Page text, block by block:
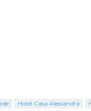
Hotel Casa Alessandra